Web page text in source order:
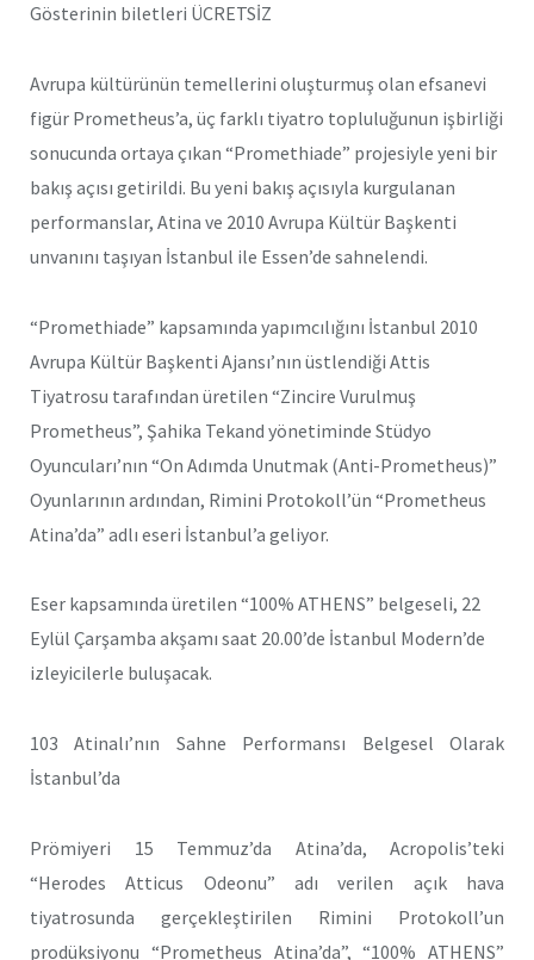
Gösterinin biletleri ÜCRETSİZ
Avrupa kültürünün temellerini oluşturmuş olan efsanevi
figür Prometheus’a, üç farklı tiyatro topluluğunun işbirliği
sonucunda ortaya çıkan “Promethiade” projesiyle yeni bir
bakış açısı getirildi. Bu yeni bakış açısıyla kurgulanan
performanslar, Atina ve 2010 Avrupa Kültür Başkenti
unvanını taşıyan İstanbul ile Essen’de sahnelendi.
“Promethiade” kapsamında yapımcılığını İstanbul 2010
Avrupa Kültür Başkenti Ajansı’nın üstlendiği Attis
Tiyatrosu tarafından üretilen “Zincire Vurulmuş
Prometheus”, Şahika Tekand yönetiminde Stüdyo
Oyuncuları’nın “On Adımda Unutmak (Anti-Prometheus)”
Oyunlarının ardından, Rimini Protokoll’ün “Prometheus
Atina’da” adlı eseri İstanbul’a geliyor.
Eser kapsamında üretilen “100% ATHENS” belgeseli, 22
Eylül Çarşamba akşamı saat 20.00’de İstanbul Modern’de
izleyicilerle buluşacak.
103 Atinalı’nın Sahne Performansı Belgesel Olarak
İstanbul’da
Prömiyeri 15 Temmuz’da Atina’da, Acropolis’teki
“Herodes Atticus Odeonu” adı verilen açık hava
tiyatrosunda gerçekleştirilen Rimini Protokoll’un
prodüksiyonu “Prometheus Atina’da”, “100% ATHENS”